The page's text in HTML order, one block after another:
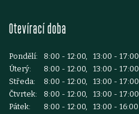
Otevírací doba
Pondělí:
8:00 - 12:00, 13:00 - 17:00
Úterý:
8:00 - 12:00, 13:00 - 17:00
Středa:
8:00 - 12:00, 13:00 - 17:00
Čtvrtek:
8:00 - 12:00, 13:00 - 17:00
Pátek:
8:00 - 12:00, 13:00 - 16:00